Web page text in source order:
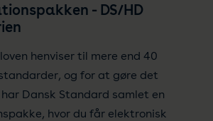
- DS/HD
henviser til mere end 40
og for at gøre det
Dansk Standard samlet en
hvor du får elektronisk